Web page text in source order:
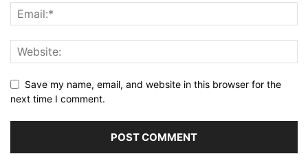
Save my name, email, and website in this browser for the
next time I comment.